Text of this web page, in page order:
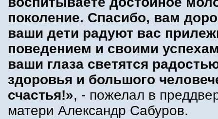
поколение. Спасибо, вам
ваши дети радуют вас
поведением и своими
ваши глаза светятся
здоровья и большого
счастья!», - пожелал в
матери Александр Сабуров.